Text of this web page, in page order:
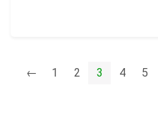
← 1 2 3 4 5